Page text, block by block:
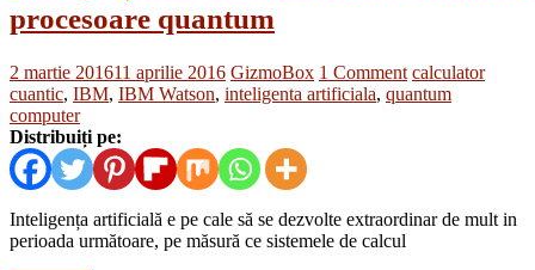
procesoare quantum
2 martie 201611 aprilie 2016 GizmoBox 1 Comment calculator
cuantic, IBM, IBM Watson, inteligenta artificiala, quantum
computer
Distribuiți pe:
Inteligența artificială e pe cale să se dezvolte extraordinar de mult in
perioada următoare, pe măsură ce sistemele de calcul